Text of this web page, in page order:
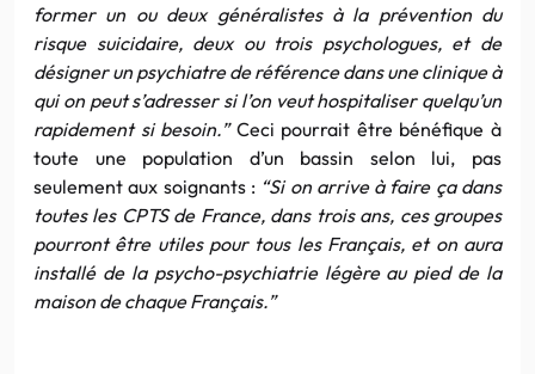
former un ou deux généralistes à la prévention du
risque suicidaire, deux ou trois psychologues, et de
désigner un psychiatre de référence dans une clinique à
qui on peut s’adresser si l’on veut hospitaliser quelqu’un
rapidement si besoin.” Ceci pourrait être bénéfique à
toute une population d’un bassin selon lui, pas
seulement aux soignants : “Si on arrive à faire ça dans
toutes les CPTS de France, dans trois ans, ces groupes
pourront être utiles pour tous les Français, et on aura
installé de la psycho-psychiatrie légère au pied de la
maison de chaque Français.”